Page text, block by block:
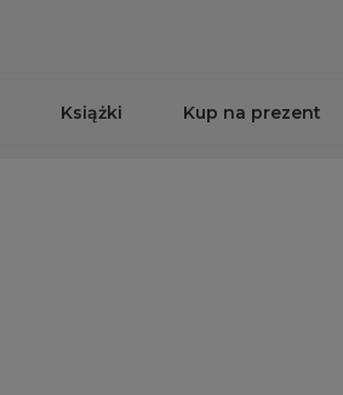
Książki Kup na prezent